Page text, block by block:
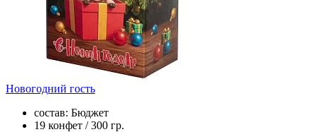
Новогодний гость
состав: Бюджет
19 конфет / 300 гр.